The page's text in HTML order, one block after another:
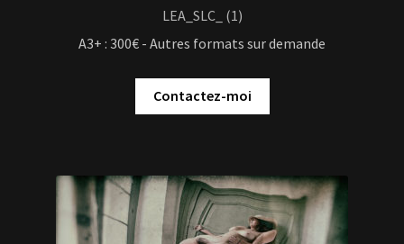
LEA_SLC_ (1)
A3+ : 300€ - Autres formats sur demande
Contactez-moi